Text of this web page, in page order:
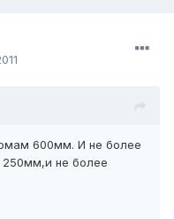
600мм. И не более
не более